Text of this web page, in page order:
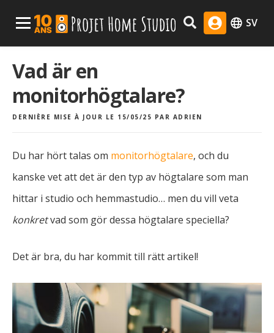
Menu Principal SV
Vad är en
monitorhögtalare?
DERNIÈRE MISE À JOUR LE 15/05/25 PAR ADRIEN
Du har hört talas om monitorhögtalare, och du
kanske vet att det är den typ av högtalare som man
hittar i studio och hemmastudio… men du vill veta
konkretvad som gör dessa högtalare speciella?
Det är bra, du har kommit till rätt artikel!